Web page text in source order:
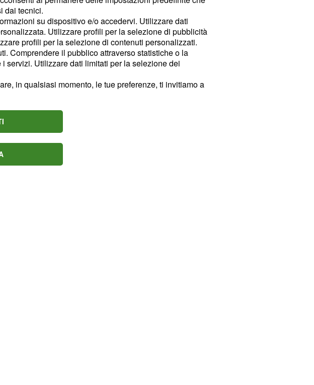
dai tecnici.
su dispositivo e/o accedervi. Utilizzare dati
Utilizzare profili per la selezione di pubblicità
profili per la selezione di contenuti personalizzati.
Comprendere il pubblico attraverso statistiche o la
servizi. Utilizzare dati limitati per la selezione dei
in qualsiasi momento, le tue preferenze, ti invitiamo a